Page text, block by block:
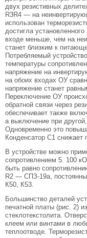
двух резистивных
R3R4 — на
использован
достигла
входе меньше, чем на
станет близким к
Потребляемый
температуры
напряжение на
на обоих входах ОУ
напряжение станет
Переключение ОУ
обратной связи через
обеспечивает также
а выключение при
Одновременно это
Конденсатор С1 снижает
В устройстве можно
сопротивлением 5. 100
быть равно
R2 — СПЗ-19а,
К50, К53.
Большинство деталей
печатной платы (рис. 2)
стеклотекстолита.
клеем или винтами в
теплоотводе.